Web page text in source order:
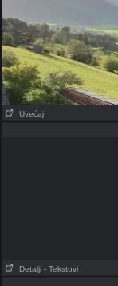
Uvećaj
Detalji - Tekstovi